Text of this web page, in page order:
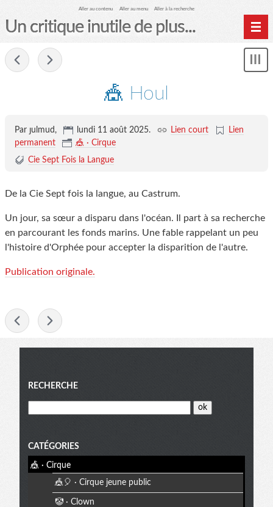
Aller au contenu Aller au menu Aller à la recherche
Un critique inutile de plus...
🎪 Houl
Par ȷulmud, lundi 11 août 2025. Lien court
Lien
permanent
🎪 · Cirque
Cie Sept Fois la Langue
De la Cie Sept fois la langue, au Castrum.
Un jour, sa sœur a disparu dans l'océan. Il part à sa recherche
en parcourant les fonds marins. Une fable rappelant un peu
l'histoire d'Orphée pour accepter la disparition de l'autre.
Publication originale.
Menu
RECHERCHE
CATÉGORIES
🎪 · Cirque
🎪🎈 · Cirque jeune public
🤡 · Clown